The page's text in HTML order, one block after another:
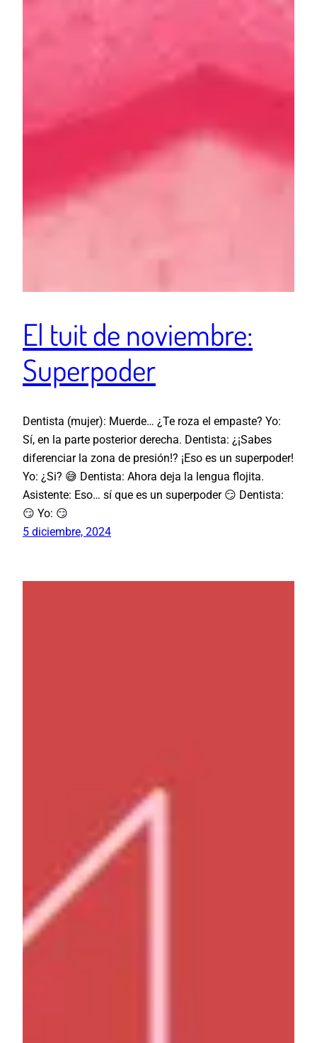
El tuit de noviembre:
Superpoder
Dentista (mujer): Muerde… ¿Te roza el empaste? Yo:
Sí, en la parte posterior derecha. Dentista: ¿¡Sabes
diferenciar la zona de presión!? ¡Eso es un superpoder!
Yo: ¿Si? 😅 Dentista: Ahora deja la lengua flojita.
Asistente: Eso… sí que es un superpoder 😏 Dentista:
😏 Yo: 😏
5 diciembre, 2024